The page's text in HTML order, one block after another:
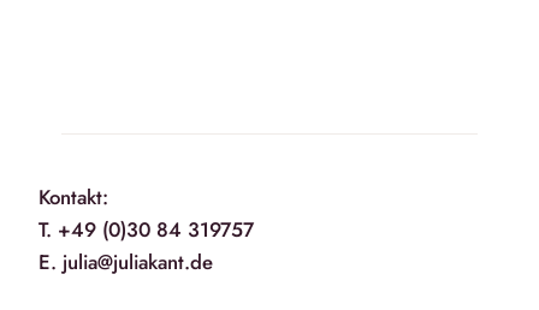
Kontakt:
T. +49 (0)30 84 319757
E. julia@juliakant.de